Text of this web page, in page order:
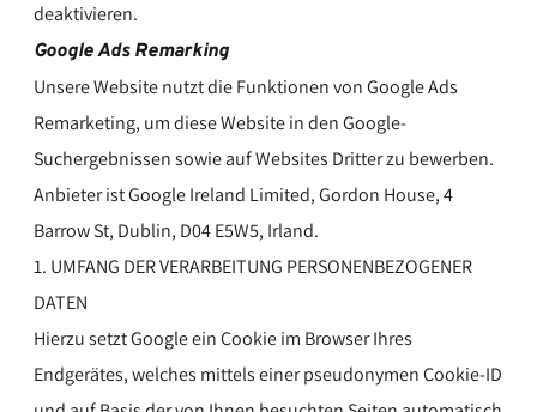
deaktivieren.
Google Ads Remarking
Unsere Website nutzt die Funktionen von Google Ads
Remarketing, um diese Website in den Google-
Suchergebnissen sowie auf Websites Dritter zu bewerben.
Anbieter ist Google Ireland Limited, Gordon House, 4
Barrow St, Dublin, D04 E5W5, Irland.
1. UMFANG DER VERARBEITUNG PERSONENBEZOGENER
DATEN
Hierzu setzt Google ein Cookie im Browser Ihres
Endgerätes, welches mittels einer pseudonymen Cookie-ID